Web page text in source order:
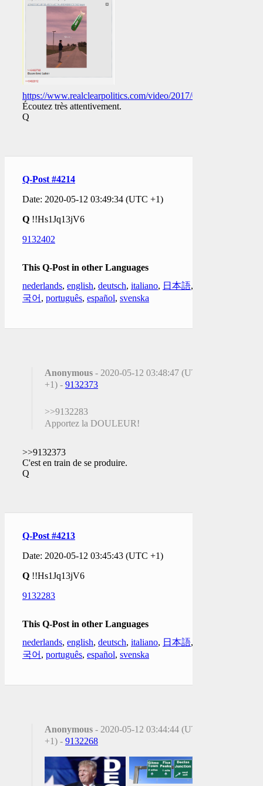
https://www.realclearpolitics.com/video/2017/03/20/
Écoutez très attentivement.
Q
Q-Post #4214
Date: 2020-05-12 03:49:34 (UTC +1)
Q !!Hs1Jq13jV6
9132402
This Q-Post in other Languages
nederlands, english, deutsch, italiano, 日本語,
국어 , português, español, svenska
Anonymous - 2020-05-12 03:48:47 (UTC
+1) - 9132373
>>9132283
Apportez la DOULEUR!
>>9132373
C'est en train de se produire.
Q
Q-Post #4213
Date: 2020-05-12 03:45:43 (UTC +1)
Q !!Hs1Jq13jV6
9132283
This Q-Post in other Languages
nederlands, english, deutsch, italiano, 日本語,
국어 , português, español, svenska
Anonymous - 2020-05-12 03:44:44 (UTC
+1) - 9132268